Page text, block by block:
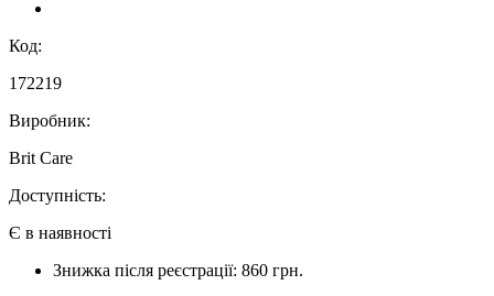
Код:
172219
Виробник:
Brit Care
Доступність:
Є в наявності
Знижка після реєстрації: 860 грн.